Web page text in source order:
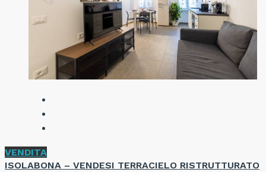
VENDITA
ISOLABONA – VENDESI TERRACIELO RISTRUTTURATO